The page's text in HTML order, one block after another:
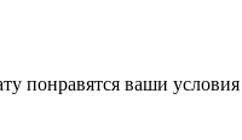
понравятся ваши